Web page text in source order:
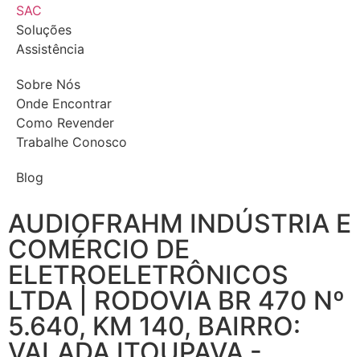
SAC
Soluções
Assistência
Sobre Nós
Onde Encontrar
Como Revender
Trabalhe Conosco
Blog
AUDIOFRAHM INDÚSTRIA E
COMÉRCIO DE
ELETROELETRÔNICOS
LTDA | RODOVIA BR 470 Nº
5.640, KM 140, BAIRRO: